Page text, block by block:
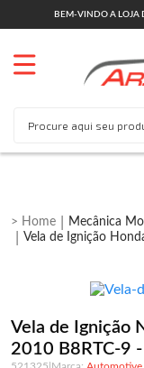
BEM-VINDO A LOJA
Mecânica
Vela de Ignição
Vela de Ignição
2010 B8RTC-9